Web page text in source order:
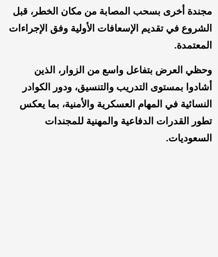
مجندة أخرى بسحب المصابة من مكان الخطر، قبل
الشروع في تقديم الإسعافات الأولية وفق الإجراءات
المعتمدة.
وحظي العرض بتفاعل واسع من الزوار، الذين
أشادوا بمستوى التدريب والتنسيق، ودور الكوادر
النسائية في المهام العسكرية والأمنية، بما يعكس
تطور القدرات الدفاعية والمهنية للمجندات
السعوديات.